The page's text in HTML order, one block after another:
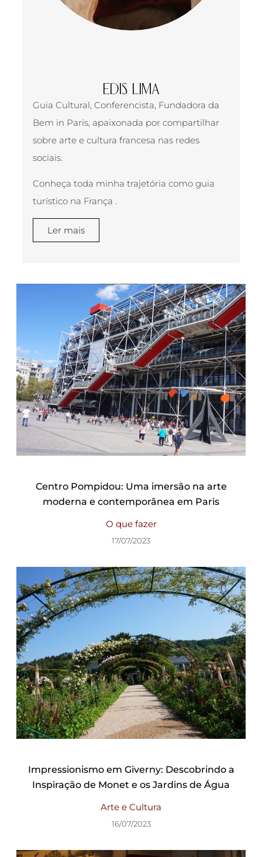
EDIS LIMA
Guia Cultural, Conferencista, Fundadora da
Bem in Paris, apaixonada por compartilhar
sobre arte e cultura francesa nas redes
sociais.
Conheça toda minha trajetória como guia
turístico na França .
Ler mais
Centro Pompidou: Uma imersão na arte
moderna e contemporânea em Paris
O que fazer
17/07/2023
Impressionismo em Giverny: Descobrindo a
Inspiração de Monet e os Jardins de Água
Arte e Cultura
16/07/2023